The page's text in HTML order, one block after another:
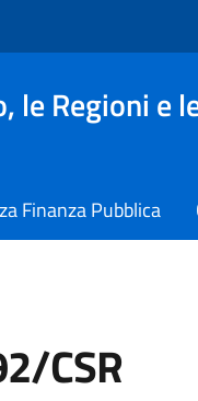
le Regioni e
Finanza Pubblica
CSR